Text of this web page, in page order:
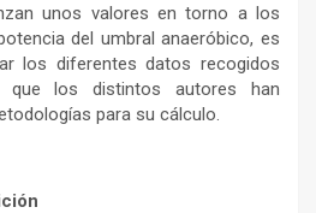
unos valores en torno a los
del umbral anaeróbico, es
los diferentes datos recogidos
que los distintos autores han
para su cálculo.